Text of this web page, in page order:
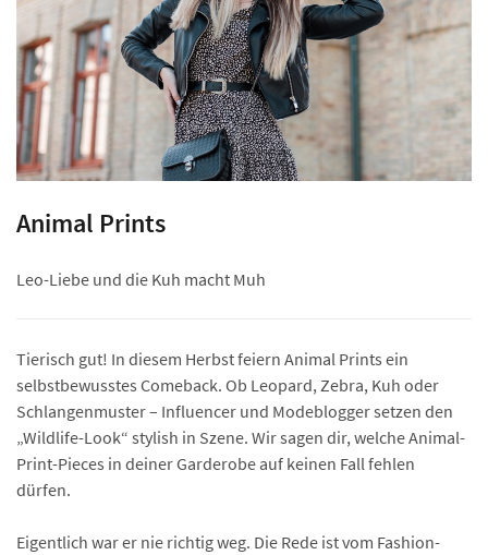
Animal Prints
Leo-Liebe und die Kuh macht Muh
Tierisch gut! In diesem Herbst feiern Animal Prints ein
selbstbewusstes Comeback. Ob Leopard, Zebra, Kuh oder
Schlangenmuster – Influencer und Modeblogger setzen den
„Wildlife-Look“ stylish in Szene. Wir sagen dir, welche Animal-
Print-Pieces in deiner Garderobe auf keinen Fall fehlen
dürfen.
Eigentlich war er nie richtig weg. Die Rede ist vom Fashion-